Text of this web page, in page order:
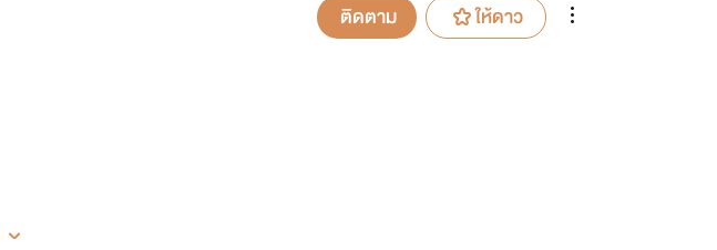
ติดตาม ให้ดาว